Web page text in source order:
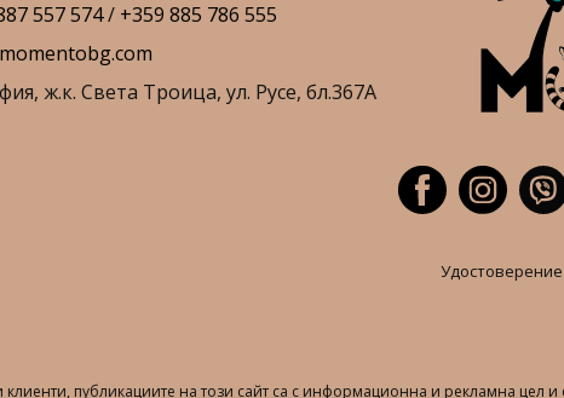
557 574/ +359 885 786 555
ж.к. Света Троица, ул. Русе, бл.367А
Удостоверение
публикациите на този сайт са с информационна и рекламна цел